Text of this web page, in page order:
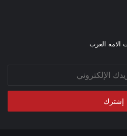
العرب